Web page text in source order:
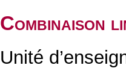
Combinaison
Unité